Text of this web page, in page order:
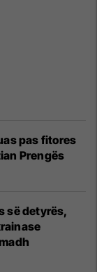
pas fitores
Prengës
së detyrës,